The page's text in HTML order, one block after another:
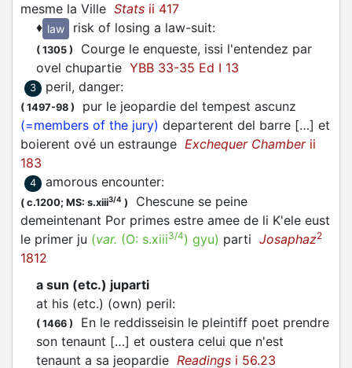
mesme la Ville Stats ii 417
♦ law risk of losing a law-suit:
( 1305 )
Courge le enqueste, issi l'entendez par
ovel chupartie YBB 33-35 Ed I 13
3 peril, danger:
( 1497-98 )
pur le jeopardie del tempest ascunz
(=members of the jury) departerent del barre […] et
boierent ové un estraunge Exchequer Chamberii
183
4 amorous encounter:
( c.1200; MS: s.xiii3/4 )
Chescune se peine
demeintenant Por primes estre amee de li K'ele eust
le primer ju (var. (O: s.xiii3/4) gyu) parti Josaphaz2
1812
a sun (etc.) juparti
at his (etc.) (own) peril:
( 1466 )
En le reddisseisin le pleintiff poet prendre
son tenaunt […] et oustera celui que n'est
tenaunt a sa jeopardie Readings i 56.23